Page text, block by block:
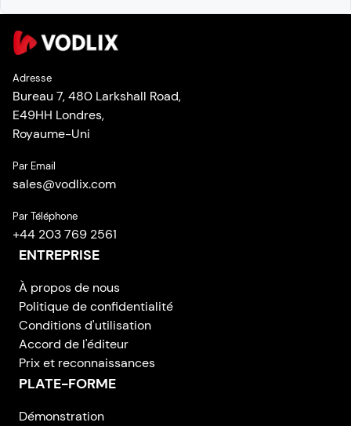
Adresse
Bureau 7, 480 Larkshall Road,
E49HH Londres,
Royaume-Uni
Par Email
sales@vodlix.com
Par Téléphone
+44 203 769 2561
ENTREPRISE
À propos de nous
Politique de confidentialité
Conditions d'utilisation
Accord de l'éditeur
Prix et reconnaissances
PLATE-FORME
Démonstration